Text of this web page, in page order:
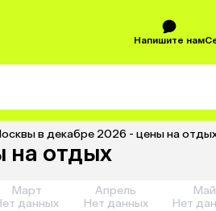
Напишите нам
в декабре 2026 - цены на
на отдых
Март
данных
Апрель
Нет данных
Май
Нет